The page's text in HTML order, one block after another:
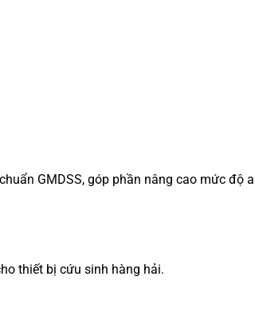
GMDSS, góp phần nâng cao mức độ
thiết bị cứu sinh hàng hải.